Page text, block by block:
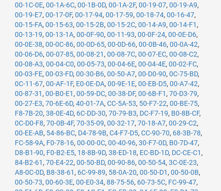
00-1C-0E, 00-1A-6C, 00-1B-0D, 00-1A-2F, 00-19-07, 00-19-A9,
00-19-E7, 00-17-0F, 00-17-94, 00-17-59, 00-18-74, 00-16-47,
00-15-FA, 00-15-63, 00-15-2B, 00-15-2C, 00-14-A9, 00-14-F1 ,
00-13-19, 00-13-1A, 00-0F-90, 00-11-93, 00-0F-24, 00-0E-D6,
00-0E-38, 00-0C-86, 00-0D-65, 00-0D-66, 00-0B-46, 00-0A-42,
00-06-D6, 00-07-85, 00-08-21 , 00-08-7C, 00-07-EC, 00-08-C2,
00-08-A3, 00-04-C0, 00-05-73, 00-04-6E, 00-04-4E, 00-02-FC,
00-03-FE, 00-03-FD, 00-30-B6, 00-50-A7, 00-D0-90, 0C-75-BD,
0C-11-67, 00-AF-1F, E0-0E-DA, 00-9E-1E, 00-EB-D5, 00-A7-42,
00-87-31 , 00-B0-E1 , 00-59-DC, 00-38-DF, 00-6B-F1 , 70-D3-79,
00-27-E3, 70-6E-6D, 40-01-7A, CC-5A-53, 50-F7-22, 00-BE-75,
F8-7B-20, 38-0E-4D, 6C-DD-30, 70-79-B3, DC-F7-19, B0-8B-CF,
0C-D0-F8, 70-0B-4F, 70-35-09, 00-32-17, 70-18-A7, 00-29-C2,
00-EE-AB, 54-86-BC, D4-78-9B, C4-F7-D5, CC-90-70, 68-3B-78,
FC-58-9A, F0-78-16, 00-00-0C, 00-40-96, 30-F7-0D, B0-7D-47,
D8-B1-90, F0-B2-E5, 18-8B-9D, 38-ED-18, EC-BD-1D, DC-CE-C1 ,
84-B2-61 , 70-E4-22, 00-50-BD, 00-90-86, 00-50-54, 3C-0E-23,
A8-0C-0D, B8-38-61 , 6C-99-89, 58-0A-20, 00-50-D1 , 00-50-0B,
00-50-73, 00-60-3E, 00-E0-34, 88-75-56, 60-73-5C, FC-99-47,